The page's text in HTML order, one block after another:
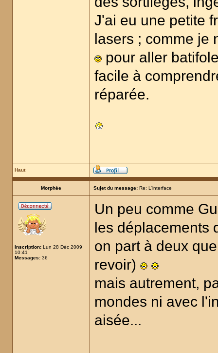
J'ai eu une petite
lasers ; comme je
pour aller
facile à
réparée.
Haut
Morphée Sujet du message: Re: L'interface
Inscription: Lun 28 Déc 2009
10:41
Messages: 36
Un peu comme
les déplacements
on part à deux
revoir)
mais autrement,
mondes ni avec
aisée...